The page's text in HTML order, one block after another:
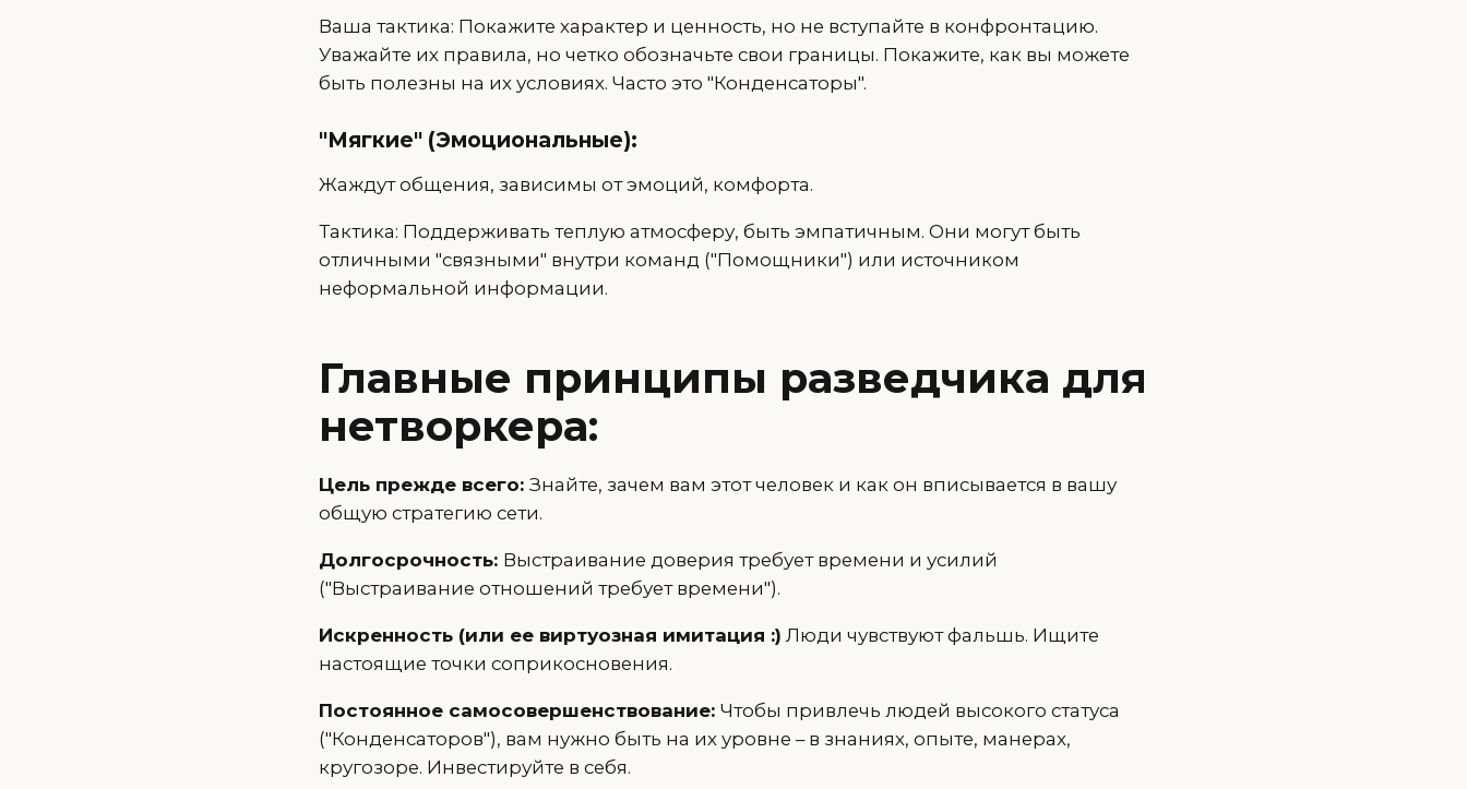
Ваша тактика: Покажите характер и ценность, но не вступайте в конфронтацию.
Уважайте их правила, но четко обозначьте свои границы. Покажите, как вы можете
быть полезны на их условиях. Часто это "Конденсаторы".
"Мягкие" (Эмоциональные):
Жаждут общения, зависимы от эмоций, комфорта.
Тактика: Поддерживать теплую атмосферу, быть эмпатичным. Они могут быть
отличными "связными" внутри команд ("Помощники") или источником
неформальной информации.
Главные принципы разведчика для
нетворкера:
Цель прежде всего: Знайте, зачем вам этот человек и как он вписывается в вашу
общую стратегию сети.
Долгосрочность: Выстраивание доверия требует времени и усилий
("Выстраивание отношений требует времени").
Искренность (или ее виртуозная имитация :) Люди чувствуют фальшь. Ищите
настоящие точки соприкосновения.
Постоянное самосовершенствование: Чтобы привлечь людей высокого статуса
("Конденсаторов"), вам нужно быть на их уровне – в знаниях, опыте, манерах,
кругозоре. Инвестируйте в себя.